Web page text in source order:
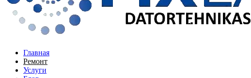
Главная
Ремонт
Услуги